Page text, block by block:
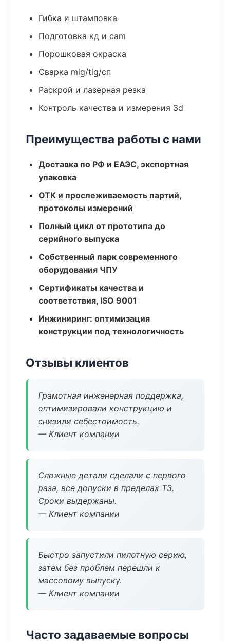
Гибка и штамповка
Подготовка кд и cam
Порошковая окраска
Сварка mig/tig/сп
Раскрой и лазерная резка
Контроль качества и измерения 3d
Преимущества работы с нами
Доставка по РФ и ЕАЭС, экспортная
упаковка
ОТК и прослеживаемость партий,
протоколы измерений
Полный цикл от прототипа до
серийного выпуска
Собственный парк современного
оборудования ЧПУ
Сертификаты качества и
соответствия, ISO 9001
Инжиниринг: оптимизация
конструкции под технологичность
Отзывы клиентов
Грамотная инженерная поддержка,
оптимизировали конструкцию и
снизили себестоимость.
— Клиент компании
Сложные детали сделали с первого
раза, все допуски в пределах ТЗ.
Сроки выдержаны.
— Клиент компании
Быстро запустили пилотную серию,
затем без проблем перешли к
массовому выпуску.
— Клиент компании
Часто задаваемые вопросы